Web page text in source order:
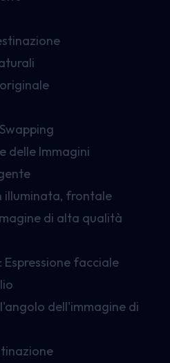
delle Immagini
illuminata, frontale
di alta qualità
: Espressione facciale
dell'immagine di